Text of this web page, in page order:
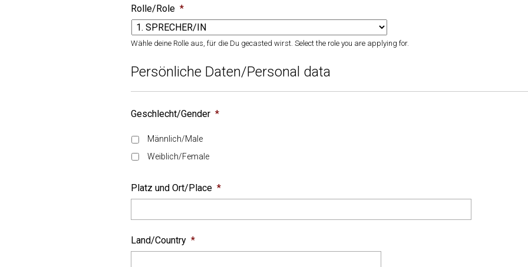
Rolle/Role *
Wähle deine Rolle aus, für die Du gecasted wirst. Select the role you are applying for.
Persönliche Daten/Personal data
Geschlecht/Gender *
Männlich/Male
Weiblich/Female
Platz und Ort/Place *
Land/Country *